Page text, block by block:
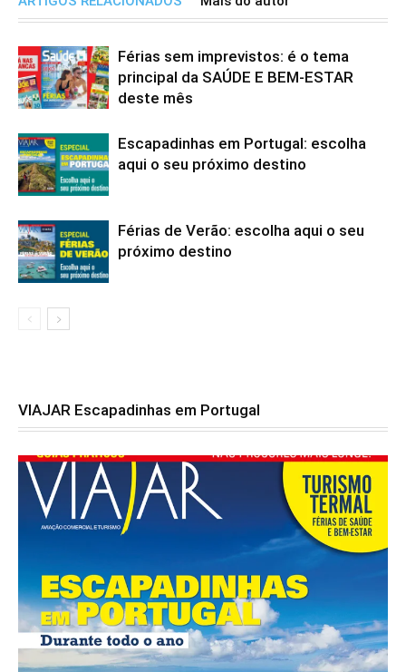
Férias sem imprevistos: é o tema
principal da SAÚDE E BEM-ESTAR
deste mês
Escapadinhas em Portugal: escolha
aqui o seu próximo destino
Férias de Verão: escolha aqui o seu
próximo destino
VIAJAR Escapadinhas em Portugal